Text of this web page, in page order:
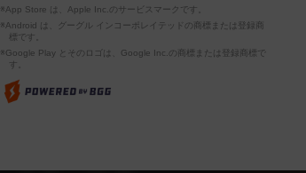
※App Store は、Apple Inc.のサービスマークです。
※Android は、グーグル インコーポレイテッドの商標または登録商
標です。
※Google Play とそのロゴは、Google Inc.の商標または登録商標で
す。